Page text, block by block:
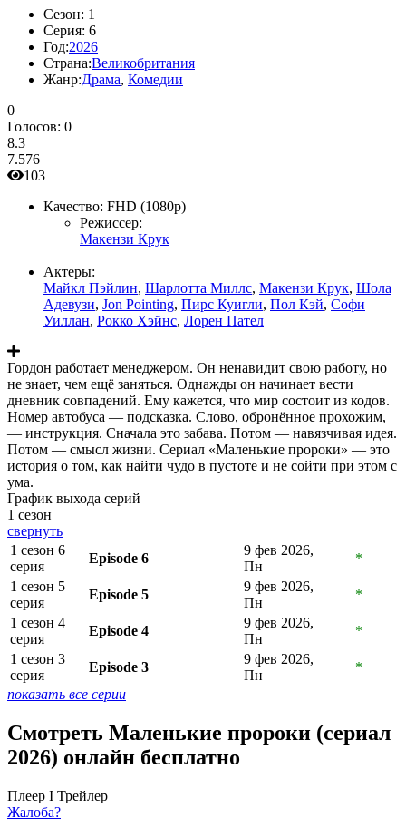
Сезон: 1
Серия: 6
Год:2026
Страна:Великобритания
Жанр:Драма, Комедии
0
Голосов: 0
8.3
7.576
103
Качество: FHD (1080p)
Режиссер:
Макензи Крук
Актеры:
Майкл Пэйлин, Шарлотта Миллс, Макензи Крук, Шола
Адевузи, Jon Pointing, Пирс Куигли, Пол Кэй, Софи
Уиллан, Рокко Хэйнс, Лорен Пател
Гордон работает менеджером. Он ненавидит свою работу, но
не знает, чем ещё заняться. Однажды он начинает вести
дневник совпадений. Ему кажется, что мир состоит из кодов.
Номер автобуса — подсказка. Слово, обронённое прохожим,
— инструкция. Сначала это забава. Потом — навязчивая идея.
Потом — смысл жизни. Сериал «Маленькие пророки» — это
история о том, как найти чудо в пустоте и не сойти при этом с
ума.
График выхода серий
1 сезон
свернуть
1 сезон 6
серия
Episode 6
9 фев 2026,
Пн
*
1 сезон 5
серия
Episode 5
9 фев 2026,
Пн
*
1 сезон 4
серия
Episode 4
9 фев 2026,
Пн
*
1 сезон 3
серия
Episode 3
9 фев 2026,
Пн
*
показать все серии
Смотреть Маленькие пророки (сериал
2026) онлайн бесплатно
Плеер I Трейлер
Жалоба?